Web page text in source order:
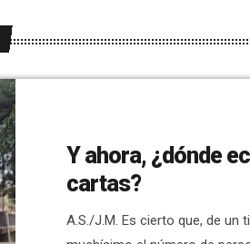
Y ahora, ¿dónde
cartas?
A.S./J.M. Es cierto que, de un